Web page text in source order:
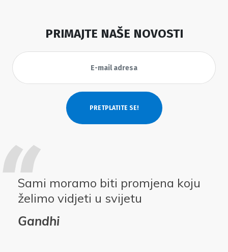
PRIMAJTE NAŠE NOVOSTI
Sami moramo biti promjena koju
želimo vidjeti u svijetu
Gandhi